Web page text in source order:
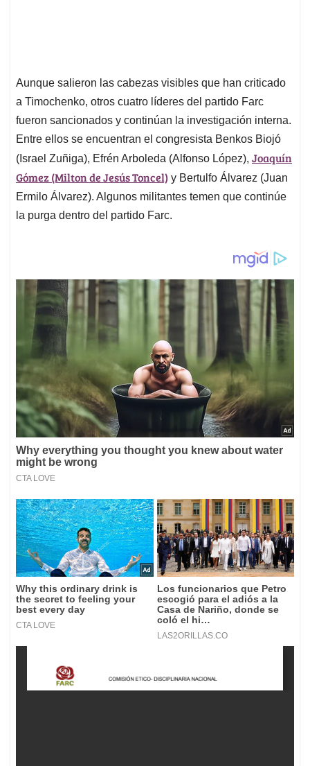
Aunque salieron las cabezas visibles que han criticado
a Timochenko, otros cuatro líderes del partido Farc
fueron sancionados y continúan la investigación interna.
Entre ellos se encuentran el congresista Benkos Biojó
(Israel Zuñiga), Efrén Arboleda (Alfonso López), Joaquín
Gómez (Milton de Jesús Toncel) y Bertulfo Álvarez (Juan
Ermilo Álvarez). Algunos militantes temen que continúe
la purga dentro del partido Farc.